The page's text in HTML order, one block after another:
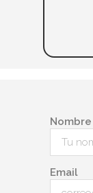
Nombre
Email